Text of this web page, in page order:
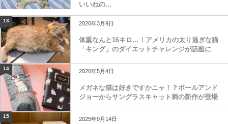
いいねの...
13 2020年3月9日
体重なんと16キロ…！アメリカの太り過ぎな猫
「キング」のダイエットチャレンジが話題に
14 2020年5月4日
メガネな猫は好きですかニャ！？ポールアンド
ジョーからサングラスキャット柄の新作が登場
15 2025年9月14日